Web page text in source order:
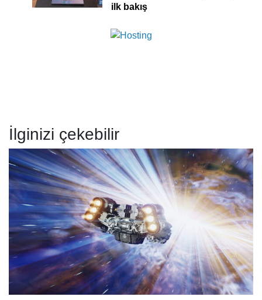
ilk bakış
İlginizi çekebilir